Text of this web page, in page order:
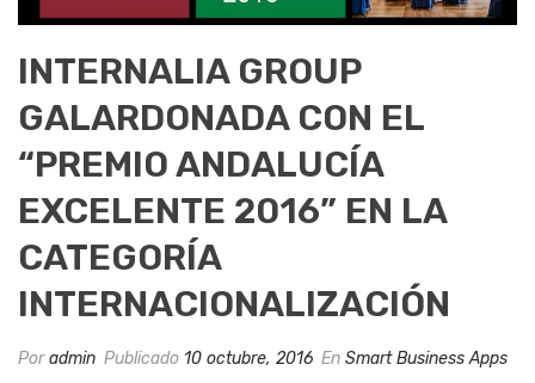
INTERNALIA GROUP
GALARDONADA CON EL
“PREMIO ANDALUCÍA
EXCELENTE 2016” EN LA
CATEGORÍA
INTERNACIONALIZACIÓN
Poradmin Publicado 10 octubre, 2016 En Smart Business Apps